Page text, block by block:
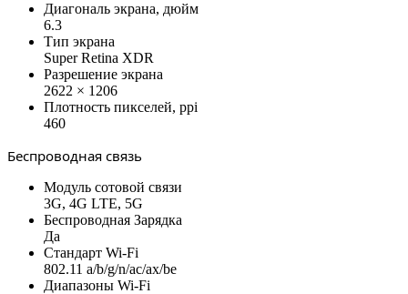
Диагональ экрана, дюйм
6.3
Тип экрана
Super Retina XDR
Разрешение экрана
2622 × 1206
Плотность пикселей, ppi
460
Беспроводная связь
Модуль сотовой связи
3G, 4G LTE, 5G
Беспроводная Зарядка
Да
Стандарт Wi-Fi
802.11 a/b/g/n/ac/ax/be
Диапазоны Wi-Fi